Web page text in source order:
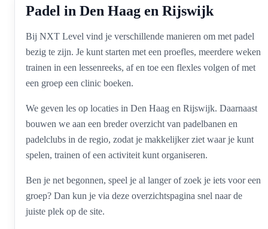
Padel in Den Haag en Rijswijk
Bij NXT Level vind je verschillende manieren om met padel
bezig te zijn. Je kunt starten met een proefles, meerdere weken
trainen in een lessenreeks, af en toe een flexles volgen of met
een groep een clinic boeken.
We geven les op locaties in Den Haag en Rijswijk. Daarnaast
bouwen we aan een breder overzicht van padelbanen en
padelclubs in de regio, zodat je makkelijker ziet waar je kunt
spelen, trainen of een activiteit kunt organiseren.
Ben je net begonnen, speel je al langer of zoek je iets voor een
groep? Dan kun je via deze overzichtspagina snel naar de
juiste plek op de site.